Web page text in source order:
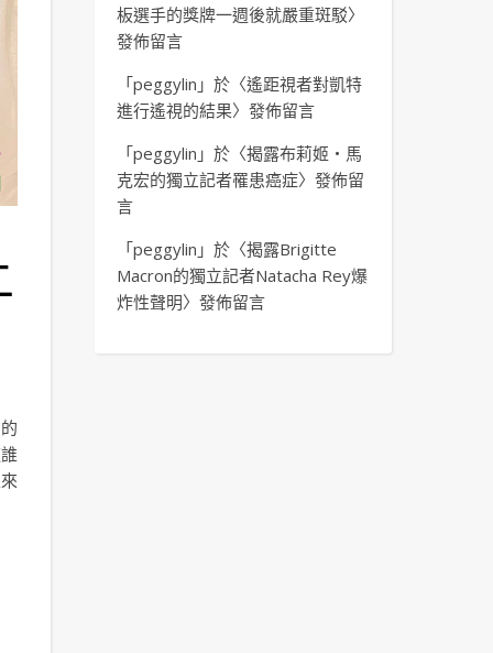
板選手的獎牌一週後就嚴重斑駁〉
發佈留言
「peggylin 」於〈遙距視者對凱特
進行遙視的結果〉發佈留言
「peggylin 」於〈揭露布莉姬・馬
克宏的獨立記者罹患癌症〉發佈留
言
「peggylin 」於〈揭露Brigitte
Macron的獨立記者Natacha Rey爆
炸性聲明〉發佈留言